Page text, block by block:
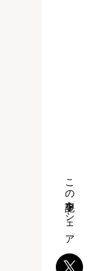
この記事をシェア